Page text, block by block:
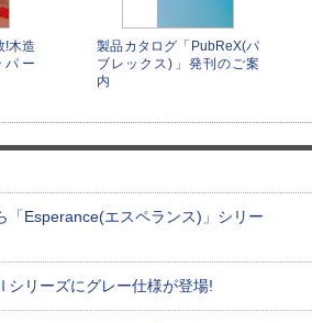
!木造
ー
製品カタログ「PubReX(パ
ブレックス)」発刊のご案
内
「Esperance(エスペランス)」シリー
シリーズにグレー仕様が登場!